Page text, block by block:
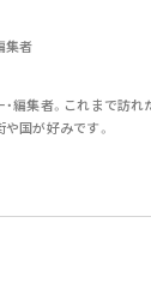
集者
編集者。これまで訪れ
国が好みです。